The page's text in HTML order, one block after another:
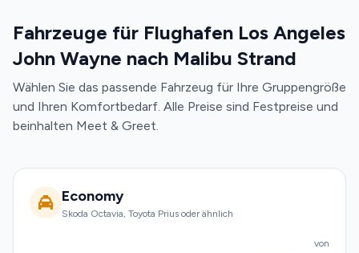
Fahrzeuge für Flughafen Los Angeles
John Wayne nach Malibu Strand
Wählen Sie das passende Fahrzeug für Ihre Gruppengröße
und Ihren Komfortbedarf. Alle Preise sind Festpreise und
beinhalten Meet & Greet.
Economy
Skoda Octavia, Toyota Prius oder ähnlich
von